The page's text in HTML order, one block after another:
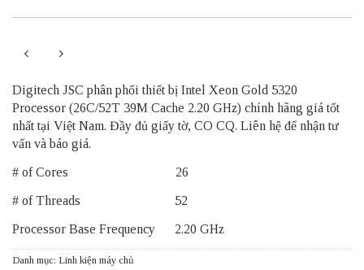
Digitech JSC phân phối thiết bị Intel Xeon Gold 5320
Processor (26C/52T 39M Cache 2.20 GHz) chính hãng giá tốt
nhất tại Việt Nam. Đầy đủ giấy tờ, CO CQ. Liên hệ để nhận tư
vấn và báo giá.
# of Cores 26
# of Threads 52
Processor Base Frequency 2.20 GHz
Danh mục: Linh kiện máy chủ